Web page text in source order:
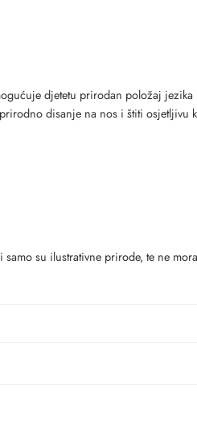
djetetu prirodan položaj jezika
disanje na nos i štiti osjetljivu
su ilustrativne prirode, te ne